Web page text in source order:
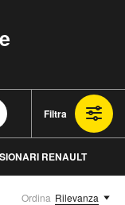
Filtra
RENAULT
Ordina Rilevanza